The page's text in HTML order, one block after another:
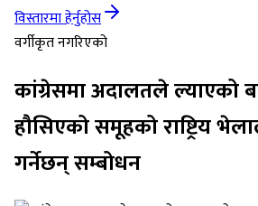
विस्तारमा हेर्नुहोस
वर्गीकृत नगरिएको
कांग्रेसमा अदालतले ल्याएको
हौसिएको समूहको राष्ट्रिय
गर्नेछन् सम्बोधन